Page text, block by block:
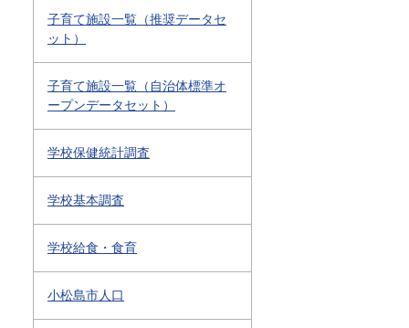
子育て施設一覧（推奨データセ
ット）
子育て施設一覧（自治体標準オ
ープンデータセット）
学校保健統計調査
学校基本調査
学校給食・食育
小松島市人口